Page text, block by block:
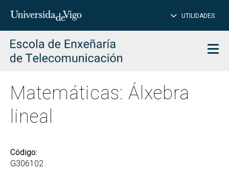
Introduce
para
buscar
UTILIDADES
Matemáticas: Álxebra
lineal
Código:
G306102